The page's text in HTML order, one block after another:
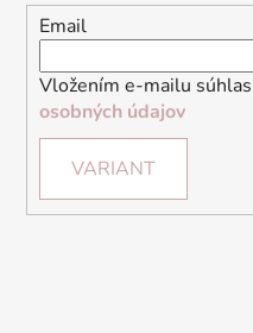
Email
Vložením e-mailu
osobných údajov
VARIANT